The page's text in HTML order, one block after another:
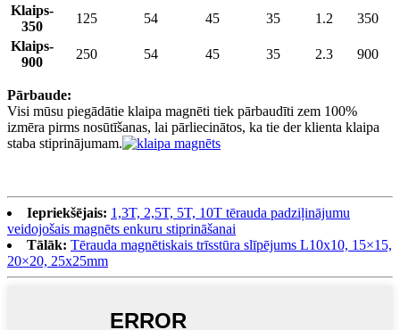
Klaips-
350
125 54 45 35 1.2
350
Klaips-
900
250 54 45 35 2.3 900
Pārbaude:
Visi mūsu piegādātie klaipa magnēti tiek pārbaudīti zem 100%
izmēra pirms nosūtīšanas, lai pārliecinātos, ka tie der klienta klaipa
staba stiprinājumam.
Iepriekšējais: 1,3T, 2,5T, 5T, 10T tērauda padziļinājumu
veidojošais magnēts enkuru stiprināšanai
Tālāk: Tērauda magnētiskais trīsstūra slīpējums L10x10, 15×15,
20×20, 25x25mm